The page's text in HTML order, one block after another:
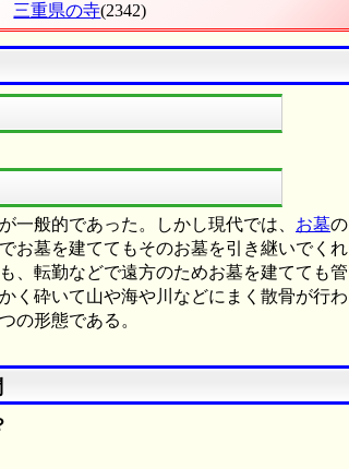
三重県の寺(2342)
一般的であった。しかし現代では、 お墓の
お墓を建ててもそのお墓を引き継いでくれ
、転勤などで遠方のためお墓を建てても管
く砕いて山や海や川などにまく散骨が行わ
の形態である。